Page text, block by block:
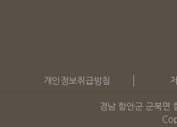
개인정보취급방침
경남 함안군 군북